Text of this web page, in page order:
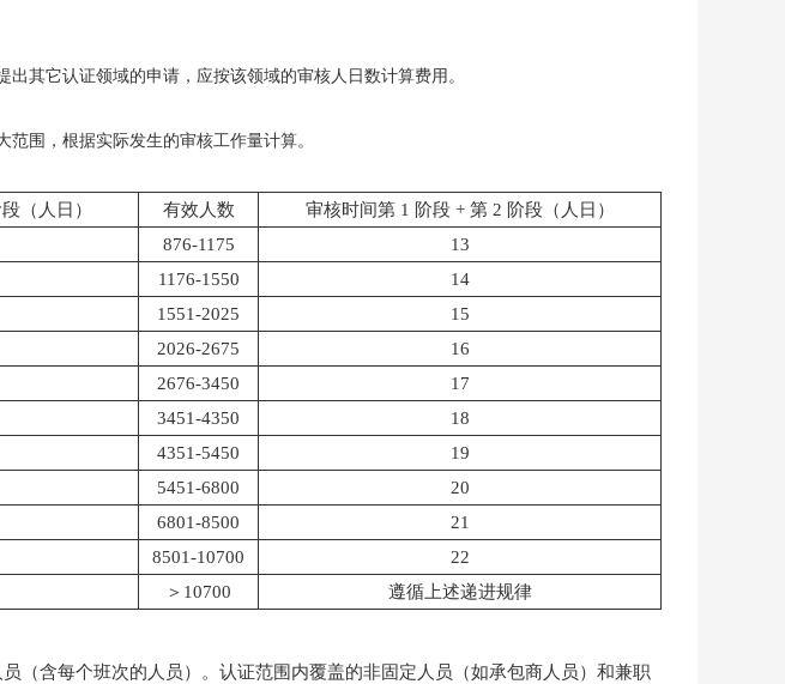
出其它认证领域的申请，应按该领域的审核人日数计算费用。
围，根据实际发生的审核工作量计算。
（人日） 有效人数
审核时间第 1 阶段 + 第 2 阶段（人日）
876-1175
13
1176-1550
14
1551-2025
15
2026-2675
16
2676-3450
17
3451-4350
18
4351-5450
19
5451-6800
20
6801-8500
21
8501-10700
22
＞10700
遵循上述递进规律
（含每个班次的人员）。认证范围内覆盖的非固定人员（如承包商人员）和兼职